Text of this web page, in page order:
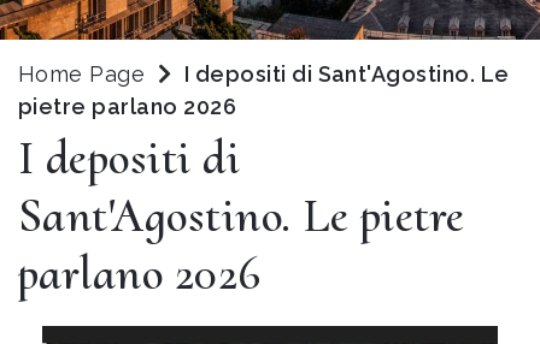
Home Page
I depositi di Sant'Agostino. Le
pietre parlano 2026
I depositi di
Sant'Agostino. Le pietre
parlano 2026